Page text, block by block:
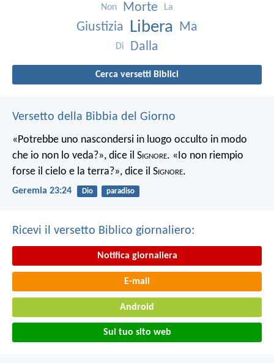
Non Morte La
Giustizia Libera Ma
Di Dalla
Cerca versetti Biblici
Versetto della Bibbia del Giorno
«Potrebbe uno nascondersi in luogo occulto in modo
che io non lo veda?», dice il Signore. «Io non riempio
forse il cielo e la terra?», dice il Signore.
Geremia 23:24 Dio paradiso
Ricevi il versetto Biblico giornaliero:
Notifica giornaliera
E-mail
Android
Sul tuo sito web